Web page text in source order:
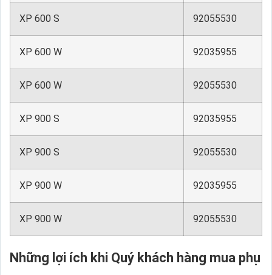
XP 600 S 92055530
XP 600 W 92035955
XP 600 W 92055530
XP 900 S 92035955
XP 900 S 92055530
XP 900 W 92035955
XP 900 W 92055530
Những lợi ích khi Quý khách hàng mua phụ